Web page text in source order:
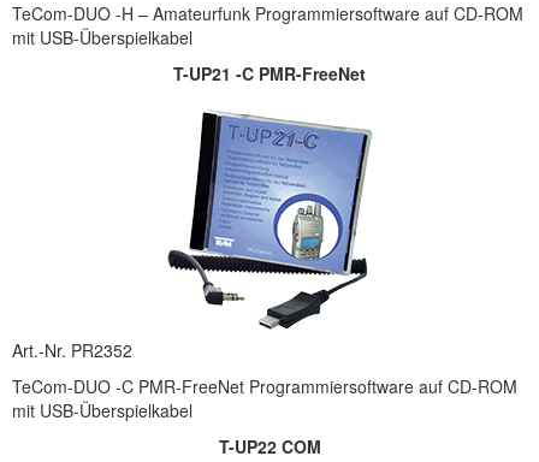
TeCom-DUO -H – Amateurfunk Programmiersoftware auf CD-ROM
mit USB-Überspielkabel
T-UP21 -C PMR-FreeNet
Art.-Nr. PR2352
TeCom-DUO -C PMR-FreeNet Programmiersoftware auf CD-ROM
mit USB-Überspielkabel
T-UP22 COM